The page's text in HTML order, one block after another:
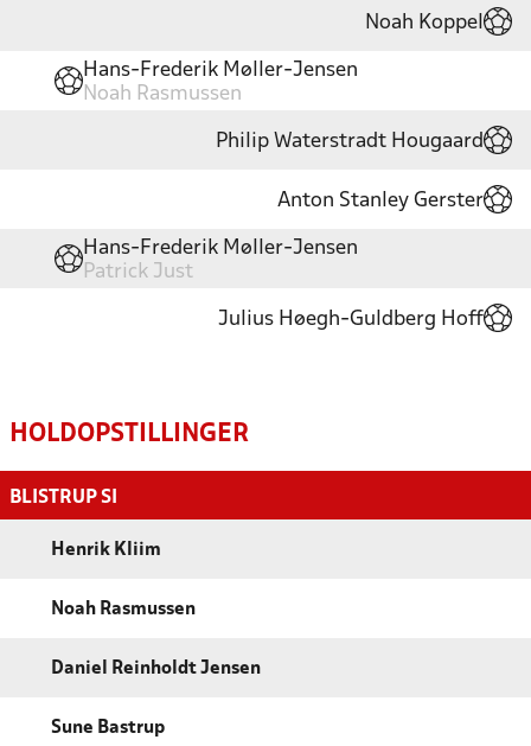
Noah Koppel
Hans-Frederik Møller-Jensen
Noah Rasmussen
Philip Waterstradt Hougaard
Anton Stanley Gerster
Hans-Frederik Møller-Jensen
Patrick Just
Julius Høegh-Guldberg Hoff
HOLDOPSTILLINGER
BLISTRUP SI
Henrik Kliim
Noah Rasmussen
Daniel Reinholdt Jensen
Sune Bastrup